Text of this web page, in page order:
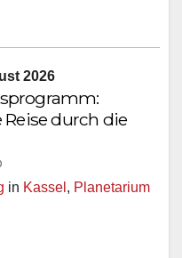
2026
Reise durch die
in Kassel , Planetarium